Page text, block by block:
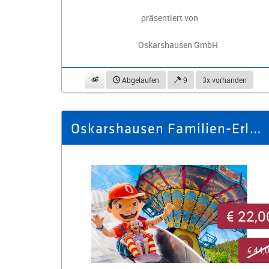
präsentiert von
Oskarshausen GmbH
beobachtenAbgelaufen 9 3x vorhanden
Oskarshausen Familien-Erlebnispass für 4 Personen
€
€